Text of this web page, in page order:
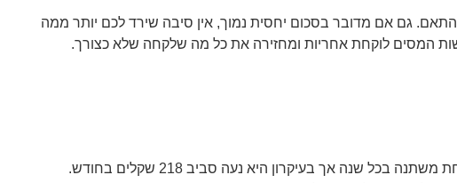
גם אם מדובר בסכום יחסית נמוך, אין סיבה שירד לכם יותר ממה
המסים לוקחת אחריות ומחזירה את כל מה שלקחה שלא כצורך.
אך ישנה התחשבות גם בנקודות זיכוי שמעניקה המדינה להקלה. שווי נקודת זיכוי אחת משתנה בכל שנה אך בעיקרון היא נעה סביב 218 שקלים בחודש.